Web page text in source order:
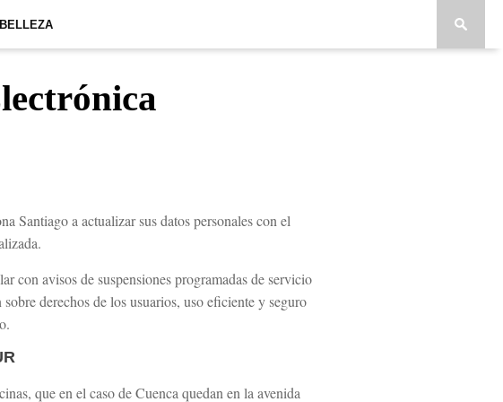
BELLEZA
Santiago a actualizar sus datos personales con el
con avisos de suspensiones programadas de servicio
derechos de los usuarios, uso eficiente y seguro
que en el caso de Cuenca quedan en la avenida